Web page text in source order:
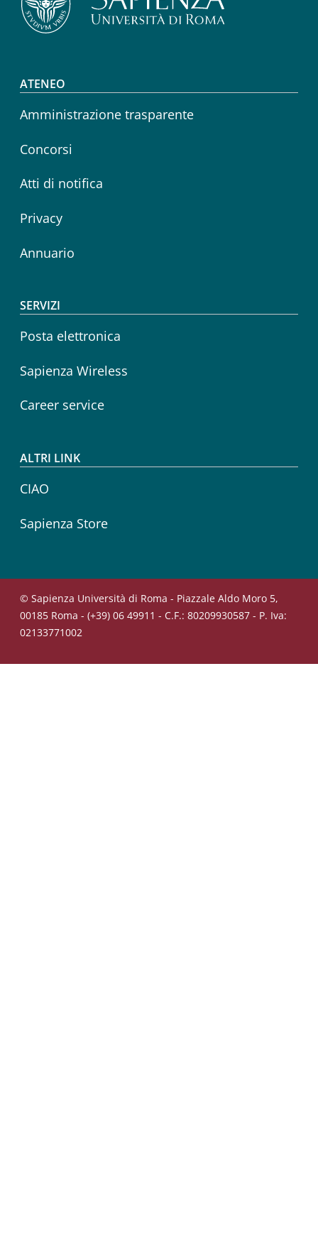
Footer menu
ATENEO
Amministrazione trasparente
Concorsi
Atti di notifica
Privacy
Annuario
SERVIZI
Posta elettronica
Sapienza Wireless
Career service
ALTRI LINK
CIAO
Sapienza Store
© Sapienza Università di Roma - Piazzale Aldo Moro 5,
00185 Roma - (+39) 06 49911 - C.F.: 80209930587 - P. Iva:
02133771002